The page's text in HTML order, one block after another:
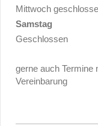
Mittwoch
Samstag
Geschlossen
gerne auch Termine
Vereinbarung